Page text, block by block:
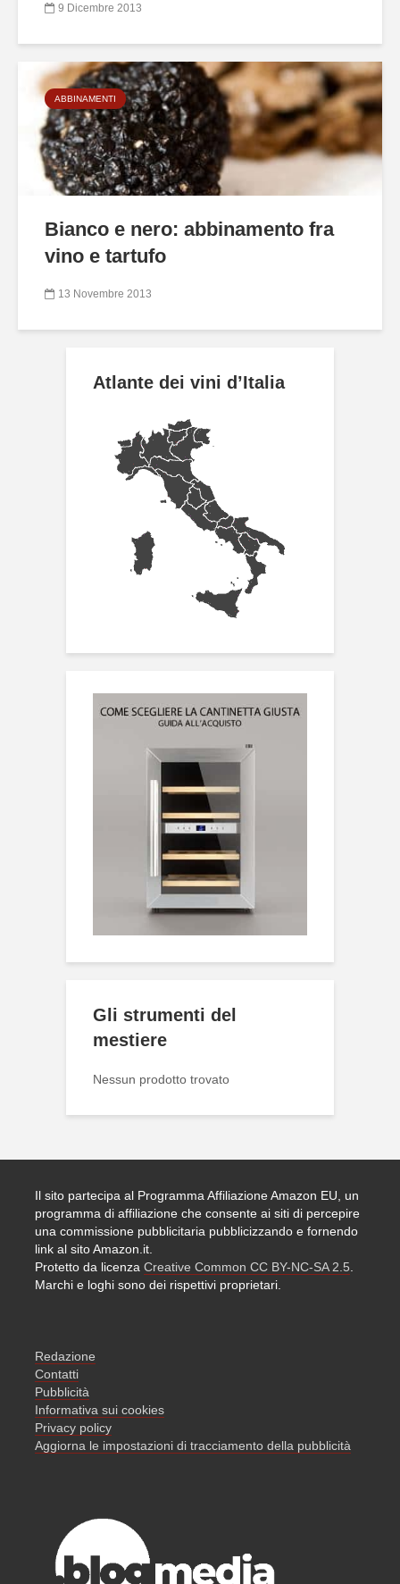
9 Dicembre 2013
ABBINAMENTI
Bianco e nero: abbinamento fra
vino e tartufo
13 Novembre 2013
Atlante dei vini d’Italia
Gli strumenti del
mestiere
Nessun prodotto trovato
Il sito partecipa al Programma Affiliazione Amazon EU, un
programma di affiliazione che consente ai siti di percepire
una commissione pubblicitaria pubblicizzando e fornendo
link al sito Amazon.it.
Protetto da licenza Creative Common CC BY-NC-SA 2.5.
Marchi e loghi sono dei rispettivi proprietari.
Redazione
Contatti
Pubblicità
Informativa sui cookies
Privacy policy
Aggiorna le impostazioni di tracciamento della pubblicità